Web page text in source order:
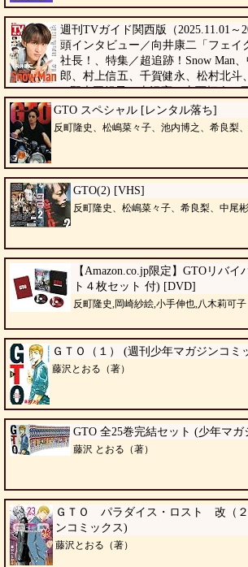
週刊TVガイド関西版（2025.11.01～
頭インタビュー／向井康二「フェイ
社長！、特集／超追跡！Snow Man
郎、村上信五、千賀健永、松村北
✕野木亜紀子、吉沢亮、寺西拓人・
バカリズム✕秋山竜次など。誌面の切り抜き等
東京ニュース通信社（著）
GTO スペシャル [レンタル落ち]
反町隆史、松嶋菜々子、池内博之、希良梨
GTO(2) [VHS]
反町隆史、松嶋菜々子、希良梨、中尾彬
【Amazon.co.jp限定】GTOリバ
ト４枚セット 付) [DVD]
反町隆史,岡崎紗絵,小手伸也,八木莉可子
ＧＴＯ（１） (週刊少年マガジンコミ
藤沢とおる（著）
GTO 全25巻完結セット (少年マガ
藤沢 とおる（著）
ＧＴＯ パラダイス・ロスト 改（２
ンコミックス)
藤沢とおる（著）